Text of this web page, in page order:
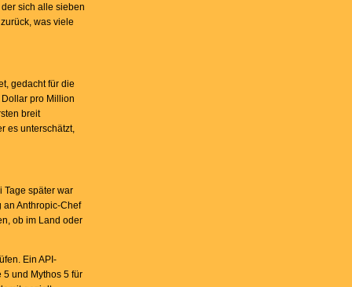
sich alle sieben
was viele
gedacht für die
pro Million
breit
es unterschätzt,
Tage später war
an Anthropic-Chef
ob im Land oder
Ein API-
und Mythos 5 für